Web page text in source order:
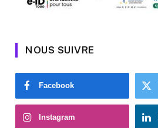
NOUS SUIVRE
Facebook
Instagram